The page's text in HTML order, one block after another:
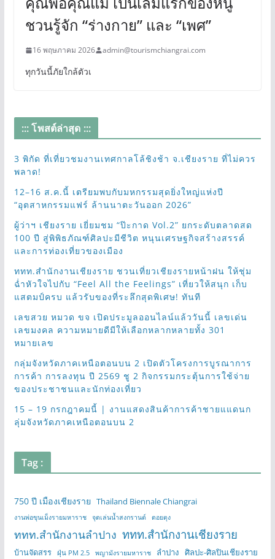
ชวนรู้จัก “ร่างกาย” และ “เพศ”
16 พฤษภาคม 2026 admin@tourismchiangrai.com
ทุกวันนี้ภัยใกล้ตัวเ
::: โพสต์ล่าสุด :::
3 พิกัด ที่เที่ยวชมงานเทศกาลโล้ชิงช้า จ.เชียงราย ที่ไม่ควร
พลาด!
12–16 ส.ค.นี้ เตรียมพบกับมหกรรมสุดยิ่งใหญ่แห่งปี
“อุตสาหกรรมแฟร์ ล้านนาตะวันออก 2026”
ผู้ว่าฯ เชียงราย เยี่ยมชม “ป๊ะกาด Vol.2” ยกระดับตลาดสด
100 ปี สู่พิพิธภัณฑ์ศิลปะมีชีวิต หนุนเศรษฐกิจสร้างสรรค์
และการท่องเที่ยวของเมือง
ททท.สำนักงานเชียงราย ชวนเที่ยวเชียงรายหน้าฝน ให้ชุ่ม
ฉ่ำหัวใจไปกับ “Feel All the Feelings” เที่ยวให้สนุก เก็บ
แสตมป์ครบ แล้วรับของที่ระลึกสุดพิเศษ! ทันที
เลขสวย หมวด ขจ เปิดประมูลออนไลน์แล้ววันนี้ เลขเด่น
เลขมงคล ความหมายดีมีให้เลือกหลากหลายทั้ง 301
หมายเลข
กลุ่มจังหวัดภาคเหนือตอนบน 2 เปิดตัวโครงการบูรณาการ
การค้า การลงทุน ปี 2569 ชู 2 กิจกรรมกระตุ้นการใช้จ่าย
ของประชาชนและนักท่องเที่ยว
15 – 19 กรกฎาคมนี้ | งานแสดงสินค้าการค้าชายแแดนก
ลุ่มจังหวัดภาคเหนือตอนบน 2
Tag :
750 ปี เมืองเชียงราย Thailand Biennale Chiangrai
งานพ่อขุนเม็งรายมหาราช จุดเล่นน้ำสงกรานต์ ดอยตุง
ททท.สำนักงานลำปาง ททท.สำนักงานเชียงราย
บ้านจัดสรร ฝุ่น PM 2.5 พญามังรายมหาราช ลำปาง ศิลปะ-ศิลปินเชียงราย